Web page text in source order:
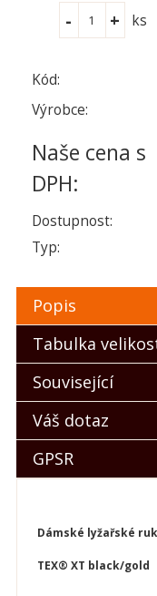
ks
Kód:
Výrobce:
Naše cena s
DPH:
Dostupnost:
Typ:
Popis
Tabulka
Související
Váš dotaz
GPSR
Dámské lyžařské
TEX® XT black/gold